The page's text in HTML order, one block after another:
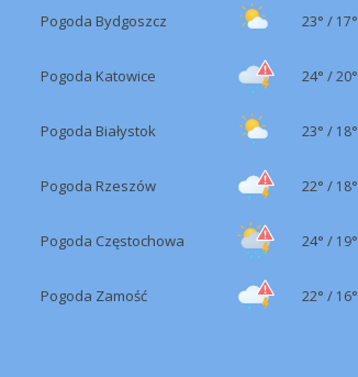
Pogoda Bydgoszcz 23° / 17°
Pogoda Katowice 24° /20°
Pogoda Białystok 23° / 18°
Pogoda Rzeszów 22° / 18°
Pogoda Częstochowa 24° / 19°
Pogoda Zamość 22° / 16°